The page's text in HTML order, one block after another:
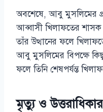
অবশেষে, আবু মুসলিমের
আব্বাসী খিলাফতের শাসক
তাঁর উত্থানের ফলে
আবু মুসলিমের বিপক্ষে
ফলে তিনি শেষপর্যন্ত
মৃত্যু ও উত্তরাধিকার